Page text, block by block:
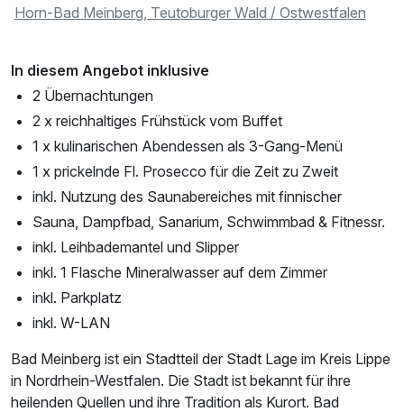
Horn-Bad Meinberg, Teutoburger Wald / Ostwestfalen
In diesem Angebot inklusive
2 Übernachtungen
2 x reichhaltiges Frühstück vom Buffet
1 x kulinarischen Abendessen als 3-Gang-Menü
1 x prickelnde Fl. Prosecco für die Zeit zu Zweit
inkl. Nutzung des Saunabereiches mit finnischer
Sauna, Dampfbad, Sanarium, Schwimmbad & Fitnessr.
inkl. Leihbademantel und Slipper
inkl. 1 Flasche Mineralwasser auf dem Zimmer
inkl. Parkplatz
inkl. W-LAN
Bad Meinberg ist ein Stadtteil der Stadt Lage im Kreis Lippe
in Nordrhein-Westfalen. Die Stadt ist bekannt für ihre
heilenden Quellen und ihre Tradition als Kurort. Bad